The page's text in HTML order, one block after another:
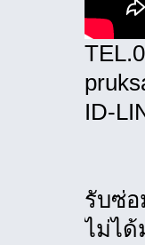
ID-
รับซ่อ
ไม่ได้